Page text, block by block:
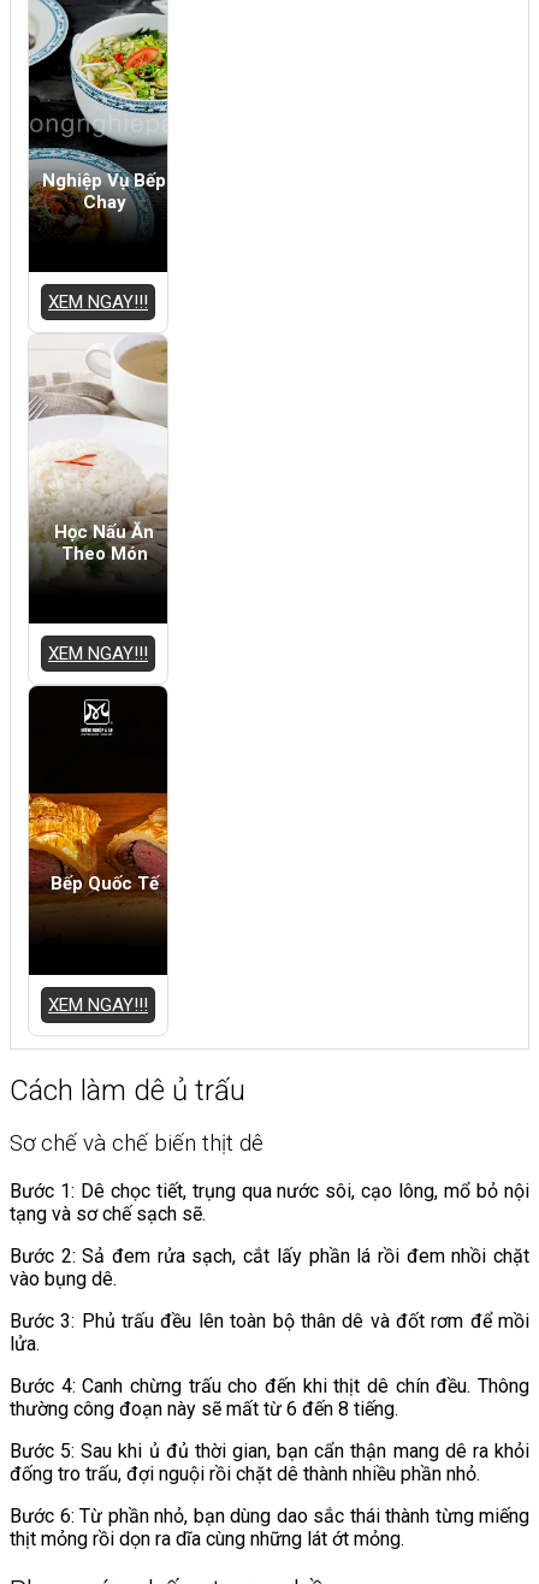
Nghiệp Vụ Bếp
Chay
XEM NGAY!!!
Học Nấu Ăn
Theo Món
XEM NGAY!!!
Bếp Quốc Tế
XEM NGAY!!!
Cách làm dê ủ trấu
Sơ chế và chế biến thịt dê
Bước 1: Dê chọc tiết, trụng qua nước sôi, cạo lông, mổ bỏ nội
tạng và sơ chế sạch sẽ.
Bước 2: Sả đem rửa sạch, cắt lấy phần lá rồi đem nhồi chặt
vào bụng dê.
Bước 3: Phủ trấu đều lên toàn bộ thân dê và đốt rơm để mồi
lửa.
Bước 4: Canh chừng trấu cho đến khi thịt dê chín đều. Thông
thường công đoạn này sẽ mất từ 6 đến 8 tiếng.
Bước 5: Sau khi ủ đủ thời gian, bạn cẩn thận mang dê ra khỏi
đống tro trấu, đợi nguội rồi chặt dê thành nhiều phần nhỏ.
Bước 6: Từ phần nhỏ, bạn dùng dao sắc thái thành từng miếng
thịt mỏng rồi dọn ra dĩa cùng những lát ớt mỏng.